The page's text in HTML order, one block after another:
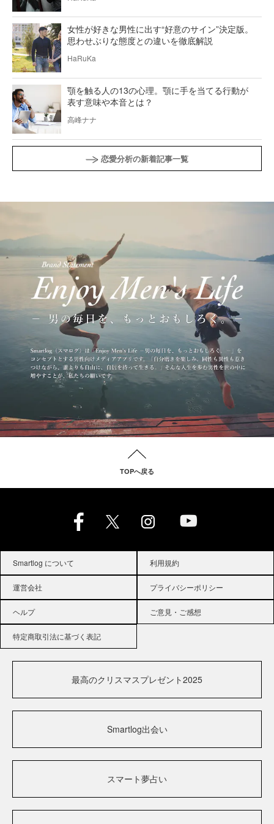
女性が好きな男性に出す“好意のサイン”決定版。
思わせぶりな態度との違いを徹底解説
HaRuKa
顎を触る人の13の心理。顎に手を当てる行動が
表す意味や本音とは？
高峰ナナ
恋愛分析の新着記事一覧
TOPへ戻る
Smartlog について 利用規約
運営会社 プライバシーポリシー
ヘルプ ご意見・ご感想
特定商取引法に基づく表記
最高のクリスマスプレゼント2025
Smartlog出会い
スマート夢占い